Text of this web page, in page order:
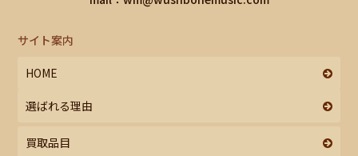
サイト案内
HOME
選ばれる理由
買取品目